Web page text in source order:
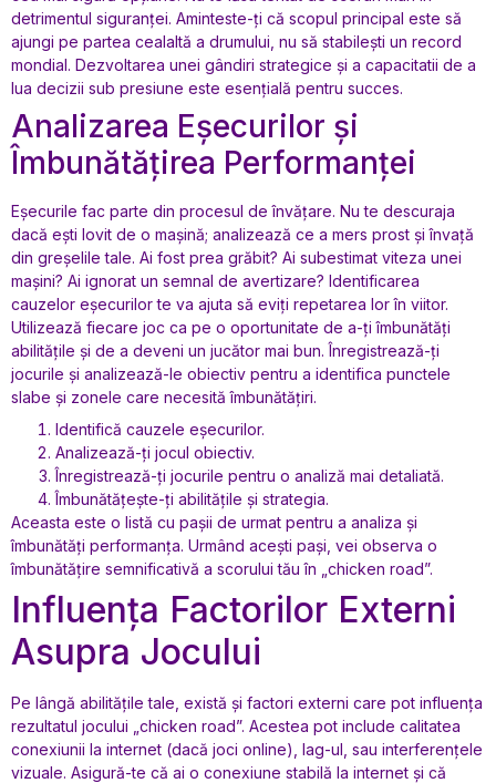
detrimentul siguranței. Aminteste-ți că scopul principal este să
ajungi pe partea cealaltă a drumului, nu să stabilești un record
mondial. Dezvoltarea unei gândiri strategice și a capacitatii de a
lua decizii sub presiune este esențială pentru succes.
Analizarea Eșecurilor și
Îmbunătățirea Performanței
Eșecurile fac parte din procesul de învățare. Nu te descuraja
dacă ești lovit de o mașină; analizează ce a mers prost și învață
din greșelile tale. Ai fost prea grăbit? Ai subestimat viteza unei
mașini? Ai ignorat un semnal de avertizare? Identificarea
cauzelor eșecurilor te va ajuta să eviți repetarea lor în viitor.
Utilizează fiecare joc ca pe o oportunitate de a-ți îmbunătăți
abilitățile și de a deveni un jucător mai bun. Înregistrează-ți
jocurile și analizează-le obiectiv pentru a identifica punctele
slabe și zonele care necesită îmbunătățiri.
Identifică cauzele eșecurilor.
Analizează-ți jocul obiectiv.
Înregistrează-ți jocurile pentru o analiză mai detaliată.
Îmbunătățește-ți abilitățile și strategia.
Aceasta este o listă cu pașii de urmat pentru a analiza și
îmbunătăți performanța. Urmând acești pași, vei observa o
îmbunătățire semnificativă a scorului tău în „chicken road”.
Influența Factorilor Externi
Asupra Jocului
Pe lângă abilitățile tale, există și factori externi care pot influența
rezultatul jocului „chicken road”. Acestea pot include calitatea
conexiunii la internet (dacă joci online), lag-ul, sau interferențele
vizuale. Asigură-te că ai o conexiune stabilă la internet și că